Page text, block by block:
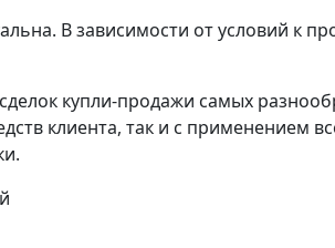
В зависимости от условий к
купли-продажи самых
клиента, так и с применением